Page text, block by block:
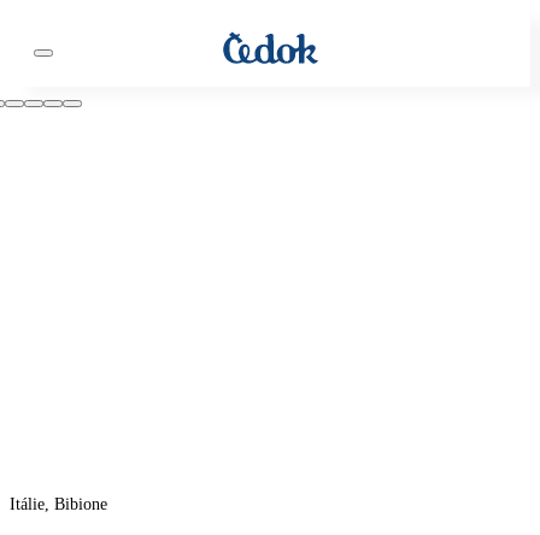
Itálie, Bibione